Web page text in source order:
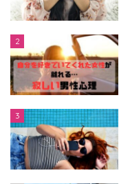
2
3